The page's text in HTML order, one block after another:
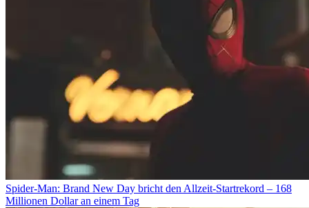
Spider-Man: Brand New Day bricht den Allzeit-Startrekord – 168
Millionen Dollar an einem Tag